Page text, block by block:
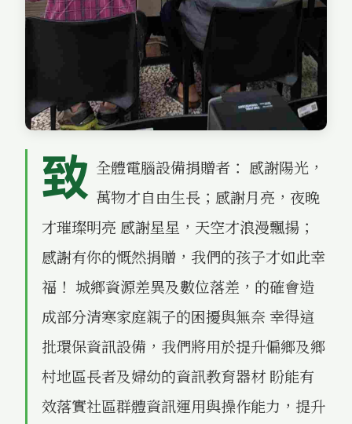
致 全體電腦設備捐贈者： 感謝陽光，
萬物才自由生長；感謝月亮，夜晚
才璀璨明亮 感謝星星，天空才浪漫飄揚；
感謝有你的慨然捐贈，我們的孩子才如此幸
福！ 城鄉資源差異及數位落差，的確會造
成部分清寒家庭親子的困擾與無奈 幸得這
批環保資訊設備，我們將用於提升偏鄉及鄉
村地區長者及婦幼的資訊教育器材 盼能有
效落實社區群體資訊運用與操作能力，提升